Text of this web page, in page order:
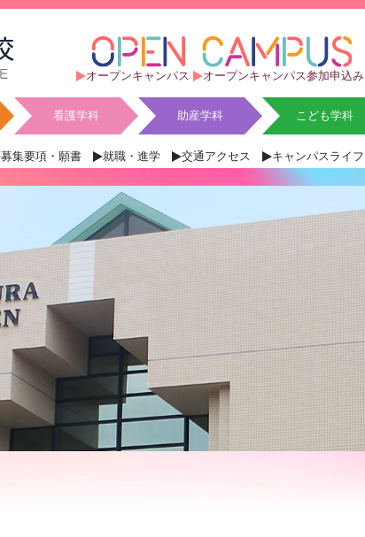
看護学科 助産学科 こども学科
募集要項・願書 就職・進学 交通アクセス キャンパスライフ
オープンキャンパス オープンキャンパス参加申込み